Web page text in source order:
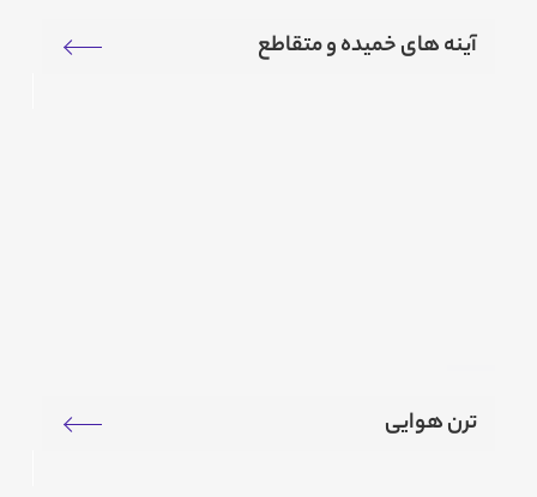
آینه های خمیده و متقاطع
ترن هوایی